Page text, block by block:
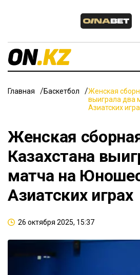
Главная Баскетбол
Женская
выиграла два
Азиатских
Женская
Казахстана
матча на
Азиатских играх
26 октября 2025, 15:37